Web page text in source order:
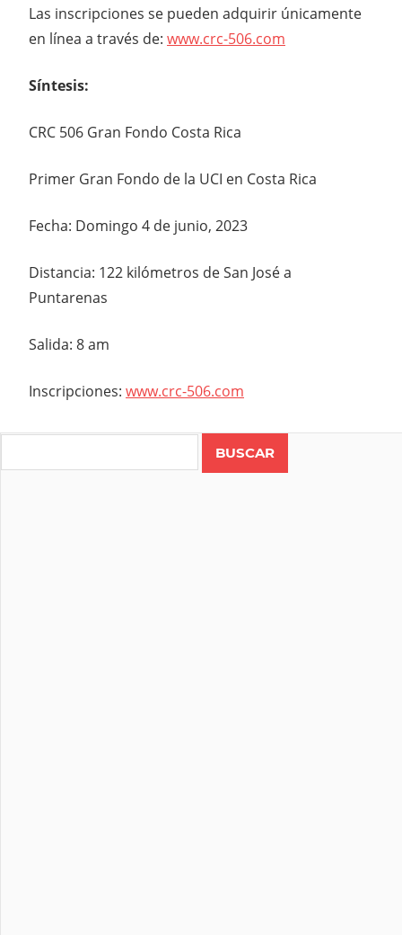
Las inscripciones se pueden adquirir únicamente
en línea a través de: www.crc-506.com
Síntesis:
CRC 506 Gran Fondo Costa Rica
Primer Gran Fondo de la UCI en Costa Rica
Fecha: Domingo 4 de junio, 2023
Distancia: 122 kilómetros de San José a
Puntarenas
Salida: 8 am
Inscripciones: www.crc-506.com